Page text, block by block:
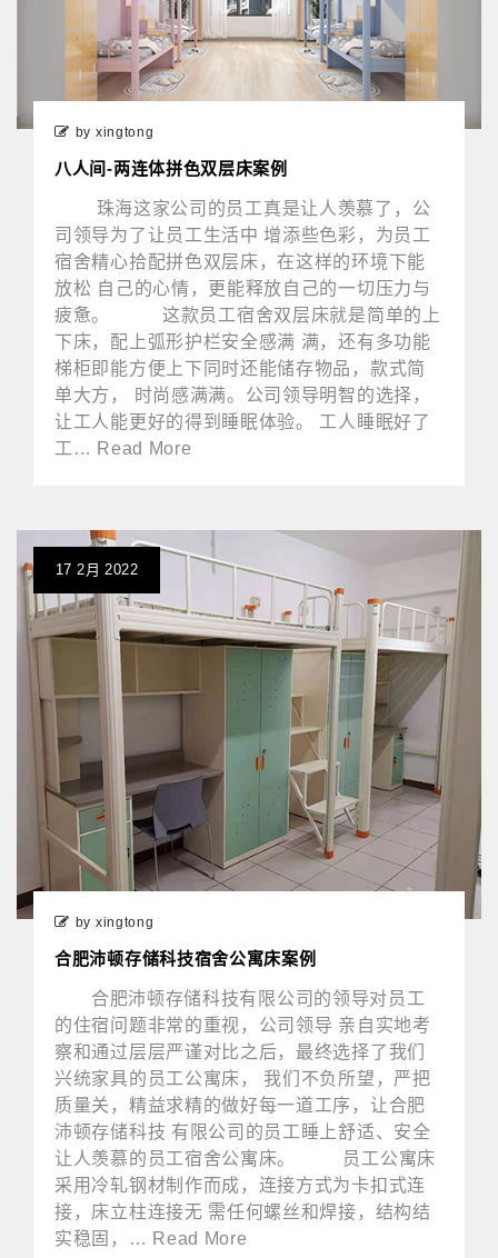
by xingtong
八人间-两连体拼色双层床案例
珠海这家公司的员工真是让人羡慕了，公
司领导为了让员工生活中 增添些色彩，为员工
宿舍精心拾配拼色双层床，在这样的环境下能
放松 自己的心情，更能释放自己的一切压力与
疲惫。 这款员工宿舍双层床就是简单的上
下床，配上弧形护栏安全感满 满，还有多功能
梯柜即能方便上下同时还能储存物品，款式简
单大方， 时尚感满满。公司领导明智的选择，
让工人能更好的得到睡眠体验。 工人睡眠好了
工… Read More
17 2月 2022
by xingtong
合肥沛顿存储科技宿舍公寓床案例
合肥沛顿存储科技有限公司的领导对员工
的住宿问题非常的重视，公司领导 亲自实地考
察和通过层层严谨对比之后，最终选择了我们
兴统家具的员工公寓床， 我们不负所望，严把
质量关，精益求精的做好每一道工序，让合肥
沛顿存储科技 有限公司的员工睡上舒适、安全
让人羡慕的员工宿舍公寓床。 员工公寓床
采用冷轧钢材制作而成，连接方式为卡扣式连
接，床立柱连接无 需任何螺丝和焊接，结构结
实稳固，… Read More